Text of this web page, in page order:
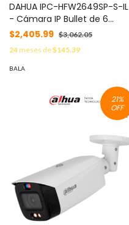
DAHUA IPC-HFW2649SP-S-IL
- Cámara IP Bullet de 6
megapíxeles/ Lente 2.8mm/
112 grados de apertura/
WizSense/ 30 metros de IR y
Luz visible/Micrófono
perimetral/ #ACIP
$2,405.99 $3,062.05
24meses de$145.39
BALA
21%
OFF